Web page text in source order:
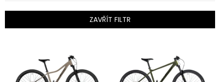
í
r
ZAVŘÍT FILTR